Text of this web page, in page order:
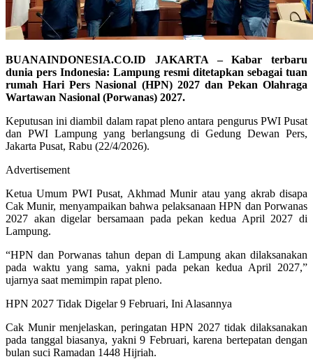
BUANAINDONESIA.CO.ID JAKARTA – Kabar terbaru
dunia pers Indonesia: Lampung resmi ditetapkan sebagai tuan
rumah Hari Pers Nasional (HPN) 2027 dan Pekan Olahraga
Wartawan Nasional (Porwanas) 2027.
Keputusan ini diambil dalam rapat pleno antara pengurus PWI Pusat
dan PWI Lampung yang berlangsung di Gedung Dewan Pers,
Jakarta Pusat, Rabu (22/4/2026).
Advertisement
Ketua Umum PWI Pusat, Akhmad Munir atau yang akrab disapa
Cak Munir, menyampaikan bahwa pelaksanaan HPN dan Porwanas
2027 akan digelar bersamaan pada pekan kedua April 2027 di
Lampung.
“HPN dan Porwanas tahun depan di Lampung akan dilaksanakan
pada waktu yang sama, yakni pada pekan kedua April 2027,”
ujarnya saat memimpin rapat pleno.
HPN 2027 Tidak Digelar 9 Februari, Ini Alasannya
Cak Munir menjelaskan, peringatan HPN 2027 tidak dilaksanakan
pada tanggal biasanya, yakni 9 Februari, karena bertepatan dengan
bulan suci Ramadan 1448 Hijriah.